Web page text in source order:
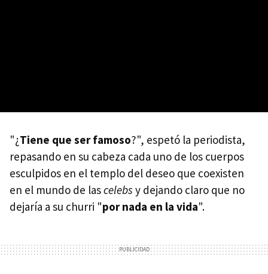
"¿Tiene que ser famoso?", espetó la periodista,
repasando en su cabeza cada uno de los cuerpos
esculpidos en el templo del deseo que coexisten
en el mundo de lascelebs y dejando claro que no
dejaría a su churri "por nada en la vida".